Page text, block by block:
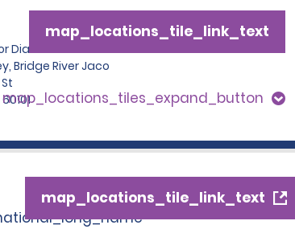
Dias Ave Next To
Bridge River Jaco
map_locations_tile_link_text
map_locations_tiles_expand_button
map_locations_tile_link_text